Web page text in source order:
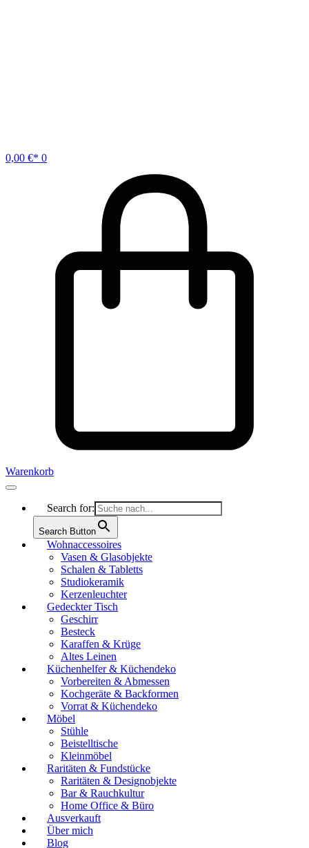
0,00 € 0
Warenkorb
Search for:
Search Button
Wohnaccessoires
Vasen & Glasobjekte
Schalen & Tabletts
Studiokeramik
Kerzenleuchter
Gedeckter Tisch
Geschirr
Besteck
Karaffen & Krüge
Altes Leinen
Küchenhelfer & Küchendeko
Vorbereiten & Abmessen
Kochgeräte & Backformen
Vorrat & Küchendeko
Möbel
Stühle
Beistelltische
Kleinmöbel
Raritäten & Fundstücke
Raritäten & Designobjekte
Bar & Rauchkultur
Home Office & Büro
Ausverkauft
Über mich
Blog